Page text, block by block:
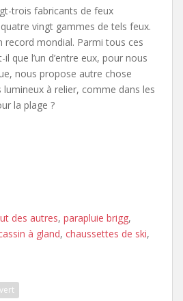
trois fabricants de feux
vingt gammes de tels feux.
record mondial. Parmi tous ces
que l’un d’entre eux, pour nous
nous propose autre chose
lumineux à relier, comme dans les
la plage ?
des autres, parapluie brigg,
à gland, chaussettes de ski,